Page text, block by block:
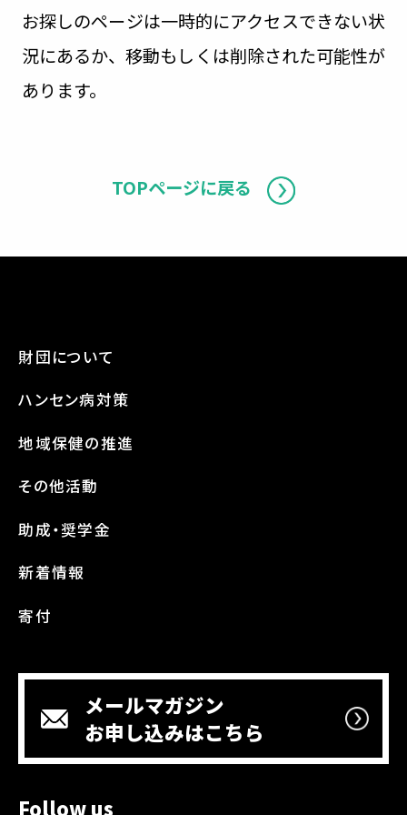
お探しのページは一時的にアクセスできない状
況にあるか、移動もしくは削除された可能性が
あります。
TOPページに戻る
財団について
ハンセン病対策
地域保健の推進
その他活動
助成・奨学金
新着情報
寄付
メールマガジン
お申し込みはこちら
Follow us